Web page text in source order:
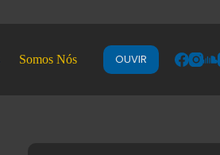
Somos Nós OUVIR